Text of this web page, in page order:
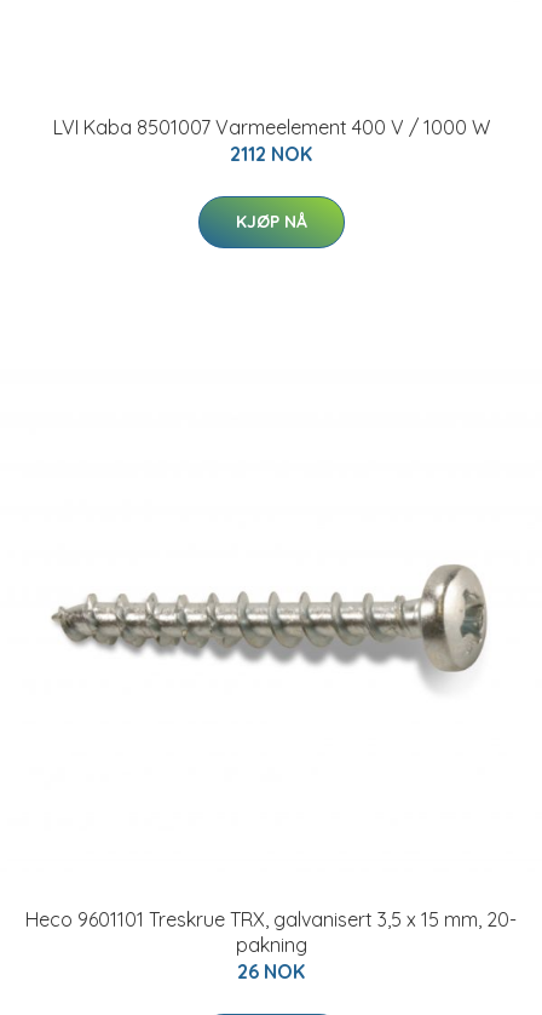
LVI Kaba 8501007 Varmeelement 400 V / 1000 W
2112 NOK
KJØP NÅ
Heco 9601101 Treskrue TRX, galvanisert 3,5 x 15 mm, 20-
pakning
26 NOK